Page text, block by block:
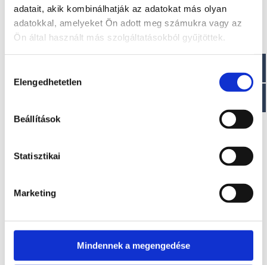
adatait, akik kombinálhatják az adatokat más olyan
adatokkal, amelyeket Ön adott meg számukra vagy az
Ön által használt más szolgáltatásokból gyűjtöttek.
kiválasztása
Elengedhetetlen
Beállítások
Statisztikai
Marketing
Mindennek a megengedése
Elektromos kivitel?
Torqeedo 4.0 elektromos motor
EZ IS ÉRDEKELHET